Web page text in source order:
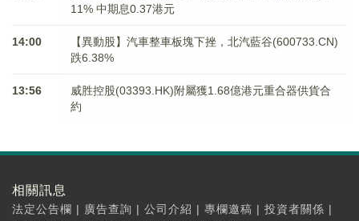
11% 中期息0.37港元
14:00
【異動股】汽車整車板塊下挫，北汽藍谷(600733.CN)
跌6.38%
13:56
威胜控股(03393.HK)附屬獲1.68億港元重合器供貨合
約
相關訊息
法定公告欄 | 廣告查詢 | 公司介紹 | 專欄邀稿 | 投資者關係 |